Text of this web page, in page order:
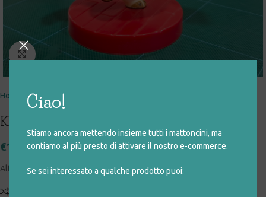
Ciao!
Stiamo ancora mettendo insieme tutti i mattoncini, ma
contiamo al più presto di attivare il nostro e-commerce.
Se sei interessato a qualche prodotto puoi:
Click to enlarge
Home giocattoli rigenerati
KUNG-FU PANDA
€10,00
Altezza: 10 cm